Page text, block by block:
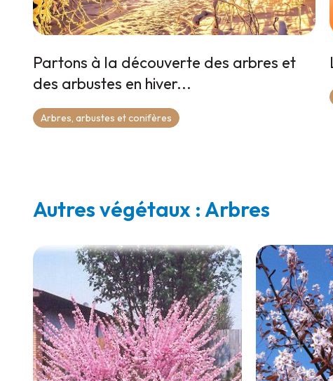
Partons à la découverte des arbres et
des arbustes en hiver...
Arbres, arbustes et conifères
Autres végétaux : Arbres